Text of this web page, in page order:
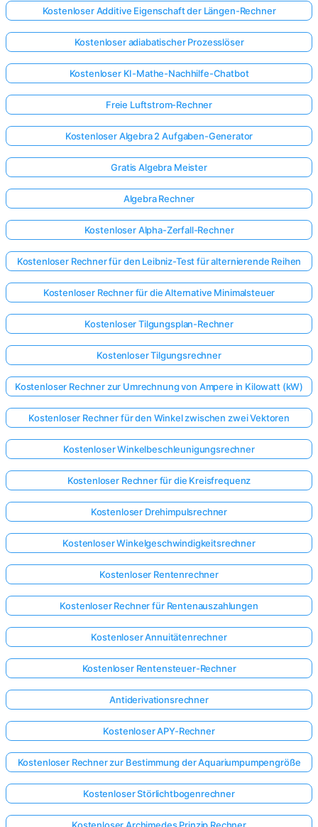
Kostenloser Additive Eigenschaft der Längen-Rechner
Kostenloser adiabatischer Prozesslöser
Kostenloser KI-Mathe-Nachhilfe-Chatbot
Freie Luftstrom-Rechner
Kostenloser Algebra 2 Aufgaben-Generator
Gratis Algebra Meister
Algebra Rechner
Kostenloser Alpha-Zerfall-Rechner
Kostenloser Rechner für den Leibniz-Test für alternierende Reihen
Kostenloser Rechner für die Alternative Minimalsteuer
Kostenloser Tilgungsplan-Rechner
Kostenloser Tilgungsrechner
Kostenloser Rechner zur Umrechnung von Ampere in Kilowatt (kW)
Kostenloser Rechner für den Winkel zwischen zwei Vektoren
Kostenloser Winkelbeschleunigungsrechner
Kostenloser Rechner für die Kreisfrequenz
Kostenloser Drehimpulsrechner
Kostenloser Winkelgeschwindigkeitsrechner
Kostenloser Rentenrechner
Kostenloser Rechner für Rentenauszahlungen
Kostenloser Annuitätenrechner
Kostenloser Rentensteuer-Rechner
Antiderivationsrechner
Kostenloser APY-Rechner
Kostenloser Rechner zur Bestimmung der Aquariumpumpengröße
Kostenloser Störlichtbogenrechner
Kostenloser Archimedes Prinzip Rechner